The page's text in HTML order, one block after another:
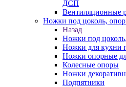
ДСП
Вентиляционные
Ножки под цоколь,
Назад
Ножки под
Ножки для кухни
Ножки опорные
Колесные опоры
Ножки
Подпятники